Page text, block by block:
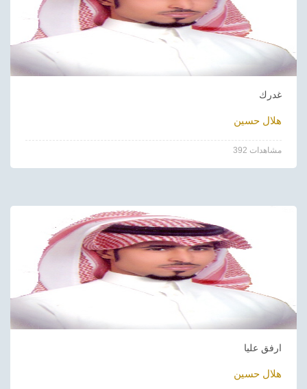
غدرك
هلال حسين
392 مشاهدات
ارفق عليا
هلال حسين